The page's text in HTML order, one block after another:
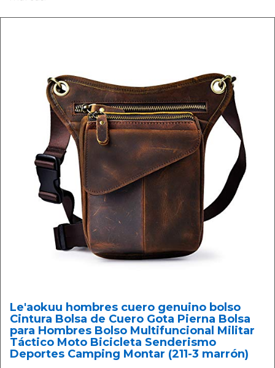
Le'aokuu hombres cuero genuino bolso
Cintura Bolsa de Cuero Gota Pierna Bolsa
para Hombres Bolso Multifuncional Militar
Táctico Moto Bicicleta Senderismo
Deportes Camping Montar (211-3 marrón)